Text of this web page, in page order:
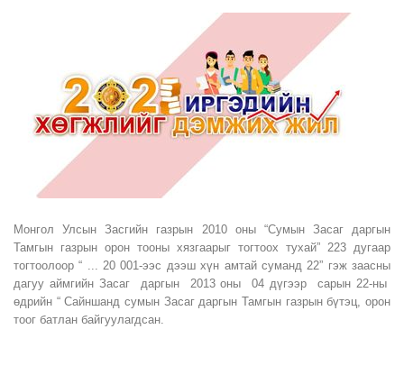
Монгол Улсын Засгийн газрын 2010 оны “Сумын Засаг даргын
Тамгын газрын орон тооны хязгаарыг тогтоох тухай” 223 дугаар
тогтоолоор “ ... 20 001-ээс дээш хүн амтай суманд 22” гэж заасны
дагуу аймгийн Засаг даргын 2013 оны 04 дүгээр сарын 22-ны
өдрийн “ Сайншанд сумын Засаг даргын Тамгын газрын бүтэц, орон
тоог батлан байгуулагдсан.